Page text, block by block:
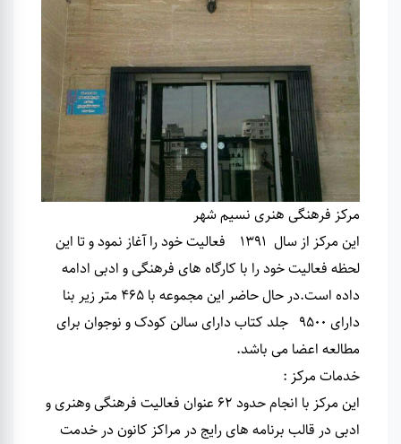
مرکز فرهنگی هنری نسیم شهر
این مرکز از سال 1391 فعالیت خود را آغاز نمود و تا این
لحظه فعالیت خود را با کارگاه های فرهنگی و ادبی ادامه
داده است.در حال حاضر این مجموعه با 465 متر زیر بنا
دارای ۹۵۰۰ جلد کتاب دارای سالن کودک و نوجوان برای
مطالعه اعضا می باشد.
خدمات مرکز :
این مرکز با انجام حدود 62 عنوان فعالیت فرهنگی وهنری و
ادبی در قالب برنامه های رایج در مراکز کانون در خدمت